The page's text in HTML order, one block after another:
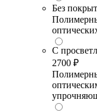
Без
С
2700 ₽